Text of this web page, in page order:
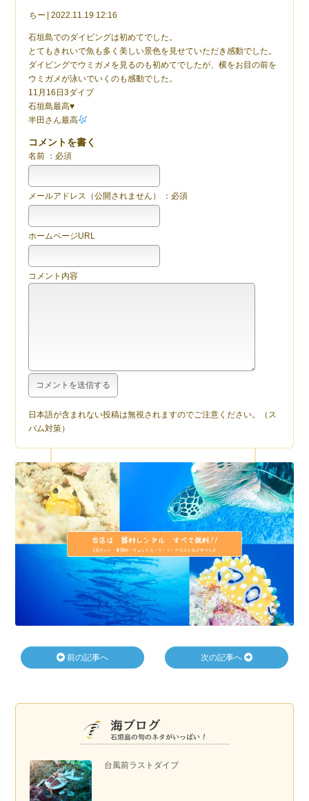
台風前ラストダイブ
ちー | 2022.11.19 12:16
石垣島でのダイビングは初めてでした。
とてもきれいで魚も多く美しい景色を見せていただき感動でした。
ダイビングでウミガメを見るのも初めてでしたが、横をお目の前を
ウミガメが泳いでいくのも感動でした。
11月16日3ダイブ
石垣島最高♥
半田さん最高
コメントを書く
名前 ：必須
メールアドレス（公開されません） ：必須
ホームページURL
コメント内容
日本語が含まれない投稿は無視されますのでご注意ください。（ス
パム対策）
前の記事へ 次の記事へ